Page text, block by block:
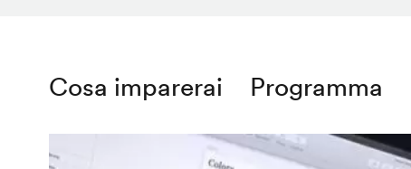
Cosa imparerai Programma